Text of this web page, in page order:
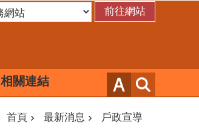
相關連結
首頁 最新消息 戶政宣導